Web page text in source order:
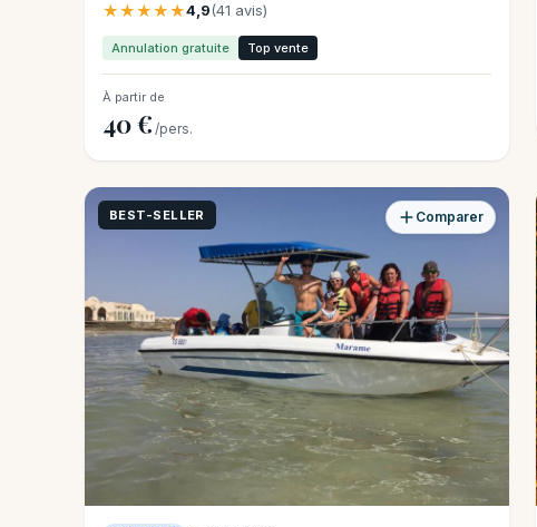
★★★★★4,9(41 avis)
Annulation gratuite Top vente
À partir de
40 € /pers.
BEST-SELLER Comparer